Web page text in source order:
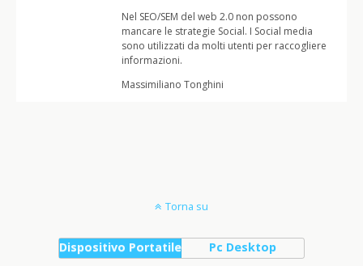
Nel SEO/SEM del web 2.0 non possono
mancare le strategie Social. I Social media
sono utilizzati da molti utenti per raccogliere
informazioni.
Massimiliano Tonghini
Torna su
Dispositivo Portatile Pc Desktop